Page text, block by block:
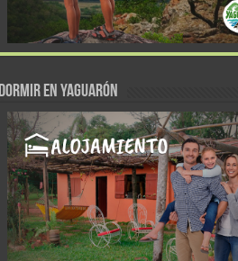
DORMIR EN YAGUARÓN